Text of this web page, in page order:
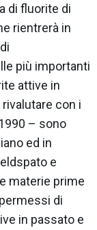
di fluorite di
rientrerà in
più importanti
attive in
con i
– sono
ed in
e
materie prime
di
in passato e